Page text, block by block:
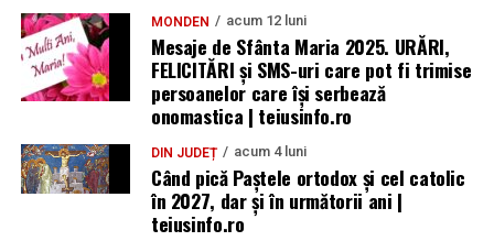
MONDEN acum 12 luni
Mesaje de Sfânta Maria 2025. URĂRI,
FELICITĂRI și SMS-uri care pot fi trimise
persoanelor care își serbează
onomastica | teiusinfo.ro
DIN JUDEȚ acum 4 luni
Când pică Paștele ortodox și cel catolic
în 2027, dar și în următorii ani |
teiusinfo.ro